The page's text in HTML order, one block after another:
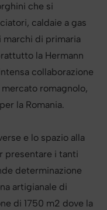
che si
caldaie a gas
marchi di primaria
la Hermann
collaborazione
romagnolo,
la Romania.
e lo spazio alla
presentare i tanti
determinazione
artigianale di
di 1750 m2 dove la